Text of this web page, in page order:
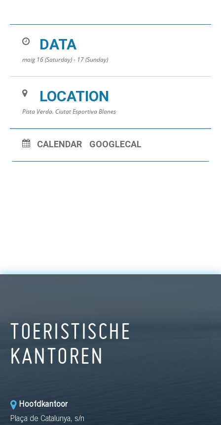
DATA
maig 16 (Saturday) - 17 (Sunday)
LOCATION
Pista Verda. Ciutat Esportiva Blanes
CALENDAR GOOGLECAL
TOERISTISCHE
KANTOREN
Hoofdkantoor
Plaça de Catalunya, s/n